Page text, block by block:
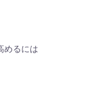
めるには